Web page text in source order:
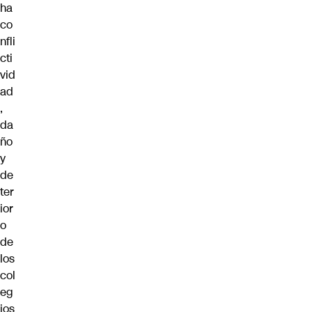
ha
co
nfli
cti
vid
ad
,
da
ño
y
de
ter
ior
o
de
los
col
eg
ios